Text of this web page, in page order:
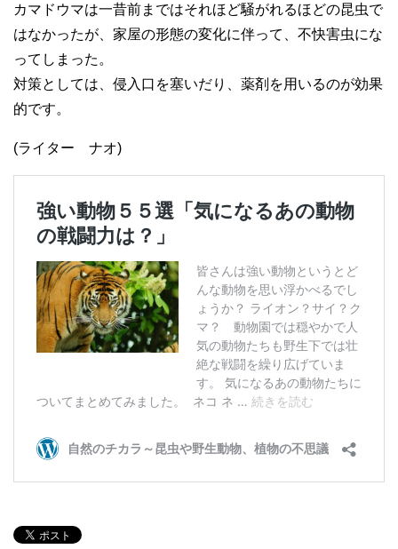
カマドウマは一昔前まではそれほど騒がれるほどの昆虫で
はなかったが、家屋の形態の変化に伴って、不快害虫にな
ってしまった。
対策としては、侵入口を塞いだり、薬剤を用いるのが効果
的です。
(ライター ナオ)